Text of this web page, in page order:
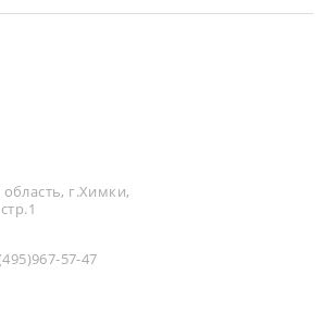
г.Химки,
57-47